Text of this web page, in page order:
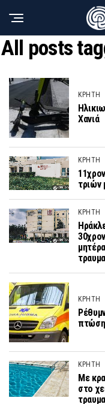
All posts
ΚΡΗΤΗ
Χανιά
ΚΡΗΤΗ
τριών
ΚΡΗΤΗ
ΚΡΗΤΗ
πτώση
ΚΡΗΤΗ
Με
στο